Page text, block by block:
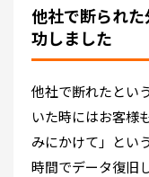
他社で断られ
功しました
他社で断れたとい
いた時にはお客様
みにかけて」とい
時間でデータ復旧